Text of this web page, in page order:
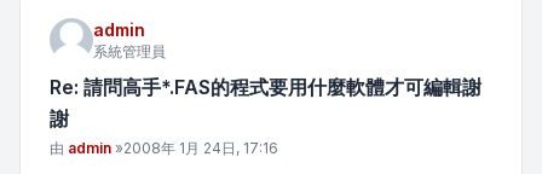
admin
系統管理員
Re: 請問高手*.FAS的程式要用什麼軟體才可編輯謝
謝
文章
由 admin »2008年 1月 24日, 17:16